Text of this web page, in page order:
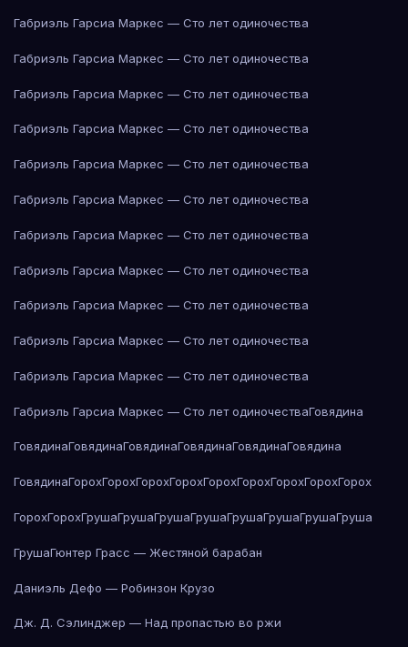
Габриэль Гарсиа Маркес — Сто лет одиночества
Габриэль Гарсиа Маркес — Сто лет одиночества
Габриэль Гарсиа Маркес — Сто лет одиночества
Габриэль Гарсиа Маркес — Сто лет одиночества
Габриэль Гарсиа Маркес — Сто лет одиночества
Габриэль Гарсиа Маркес — Сто лет одиночества
Габриэль Гарсиа Маркес — Сто лет одиночества
Габриэль Гарсиа Маркес — Сто лет одиночества
Габриэль Гарсиа Маркес — Сто лет одиночества
Габриэль Гарсиа Маркес — Сто лет одиночества
Габриэль Гарсиа Маркес — Сто лет одиночества
Габриэль Гарсиа Маркес — Сто лет одиночестваГовядина
ГовядинаГовядинаГовядинаГовядинаГовядинаГовядина
ГовядинаГорохГорохГорохГорохГорохГорохГорохГорохГорох
ГорохГорохГрушаГрушаГрушаГрушаГрушаГрушаГрушаГруша
ГрушаГюнтер Грасс — Жестяной барабан
Даниэль Дефо — Робинзон Крузо
Дж. Д. Сэлинджер — Над пропастью во ржи